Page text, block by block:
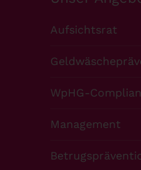
Aufsichtsrat
WpHG-
Management